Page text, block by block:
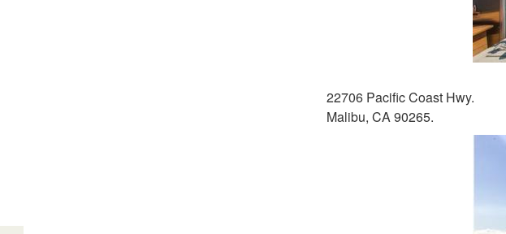
22706 Pacific Coast Hwy.
Malibu, CA 90265.